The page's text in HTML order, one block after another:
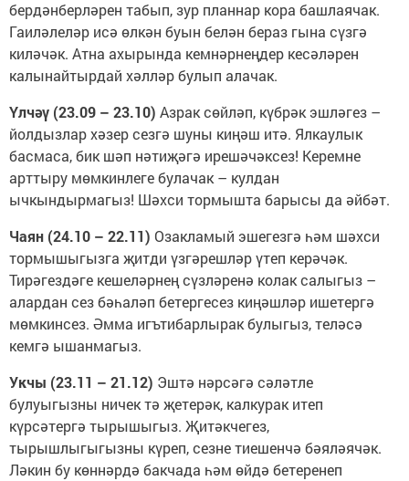
бердәнберләрен табып, зур планнар кора башлаячак.
Гаиләлеләр исә өлкән буын белән бераз гына сүзгә
киләчәк. Атна ахырында кемнәрнеңдер кесәләрен
калынайтырдай хәлләр булып алачак.
Үлчәү (23.09 – 23.10) Азрак сөйләп, күбрәк эшләгез –
йолдызлар хәзер сезгә шуны киңәш итә. Ялкаулык
басмаса, бик шәп нәтиҗәгә ирешәчәксез! Керемне
арттыру мөмкинлеге булачак – кулдан
ычкындырмагыз! Шәхси тормышта барысы да әйбәт.
Чаян (24.10 – 22.11) Озакламый эшегезгә һәм шәхси
тормышыгызга җитди үзгәрешләр үтеп керәчәк.
Тирәгездәге кешеләрнең сүзләренә колак салыгыз –
алардан сез бәһаләп бетергесез киңәшләр ишетергә
мөмкинсез. Әмма игътибарлырак булыгыз, теләсә
кемгә ышанмагыз.
Укчы (23.11 – 21.12) Эштә нәрсәгә сәләтле
булуыгызны ничек тә җетерәк, калкурак итеп
күрсәтергә тырышыгыз. Җитәкчегез,
тырышлыгыгызны күреп, сезне тиешенчә бәяләячәк.
Ләкин бу көннәрдә бакчада һәм өйдә бетеренеп